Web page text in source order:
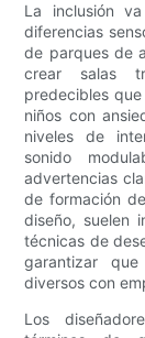
La inclusión
diferencias
de parques de
crear salas
predecibles
niños con
niveles de
sonido
advertencias
de formación
diseño, suelen
técnicas de
garantizar
diversos con
Los